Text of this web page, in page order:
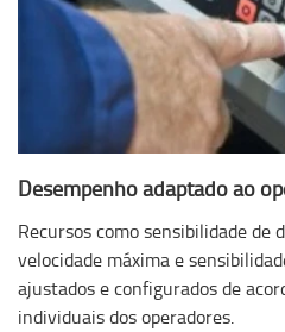
Desempenho adaptado ao
Recursos como sensibilidade de
velocidade máxima e
ajustados e configurados de
individuais dos operadores.